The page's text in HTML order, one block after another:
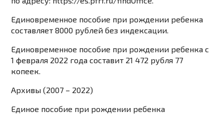
Единовременное пособие при рождении ребенка
составляет 8000 рублей без индексации.
Единовременное пособие при рождении ребенка с
1 февраля 2022 года составит 21 472 рубля 77
копеек.
Архивы (2007 – 2022)
Единое пособие при рождении ребенка